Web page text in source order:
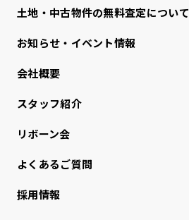
⼟地・中古物件の無料査定について
お知らせ・イベント情報
会社概要
スタッフ紹介
リボーン会
よくあるご質問
採用情報